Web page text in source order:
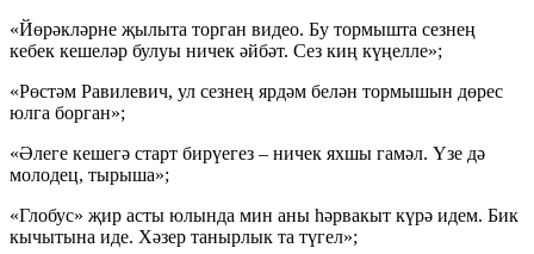
«Йөрәкләрне җылыта торган видео. Бу тормышта сезнең
кебек кешеләр булуы ничек әйбәт. Сез киң күңелле»;
«Рөстәм Равилевич, ул сезнең ярдәм белән тормышын дөрес
юлга борган»;
«Әлеге кешегә старт бирүегез – ничек яхшы гамәл. Үзе дә
молодец, тырыша»;
«Глобус» җир асты юлында мин аны һәрвакыт күрә идем. Бик
кычытына иде. Хәзер танырлык та түгел»;